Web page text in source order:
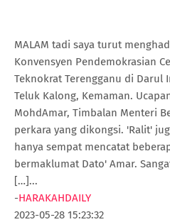
MALAM tadi saya turut
Konvensyen Pendemokrasian
Teknokrat Terengganu di Darul
Teluk Kalong, Kemaman.
MohdAmar, Timbalan Menteri
perkara yang dikongsi. 'Ralit'
hanya sempat mencatat
bermaklumat Dato' Amar.
[…]...
-HARAKAHDAILY
2023-05-28 15:23:32